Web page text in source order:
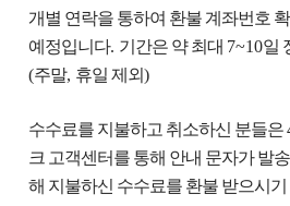
개별 연락을 통하여 환불 계좌번호
예정입니다. 기간은 약 최대 7~10일
(주말, 휴일 제외)
수수료를 지불하고 취소하신 분들은
크 고객센터를 통해 안내 문자가 발
해 지불하신 수수료를 환불 받으시